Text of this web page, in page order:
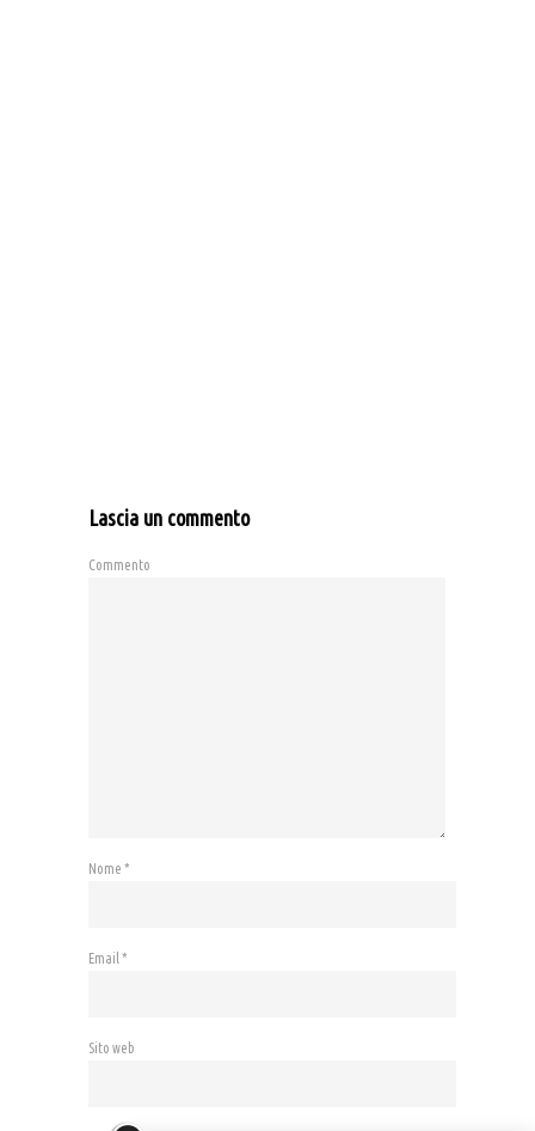
Lascia un commento
Commento
Nome *
Email *
Sito web